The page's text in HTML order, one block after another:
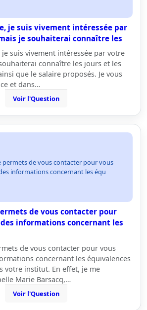
je suis vivement intéressée par
je souhaiterai connaître les
suis vivement intéressée par votre
connaître les jours et les
que le salaire proposés. Je vous
et dans…
Voir l'Question
permets de vous contacter pour vous
informations concernant les équ
de vous contacter pour
informations concernant les
de vous contacter pour vous
concernant les équivalences
votre institut. En effet, je me
Marie Barsacq,…
Voir l'Question